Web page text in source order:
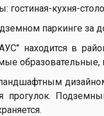
кухня-
паркинге за
находится в
прогулок.